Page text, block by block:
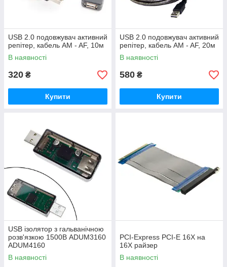
USB 2.0 подовжувач активний
репітер, кабель AM - AF, 10м
В наявності
320 ₴
Купити
USB 2.0 подовжувач активний
репітер, кабель AM - AF, 20м
В наявності
580 ₴
Купити
USB ізолятор з гальванічною
розв'язкою 1500В ADUM3160
ADUM4160
В наявності
PCI-Express PCI-E 16X на
16X райзер
В наявності